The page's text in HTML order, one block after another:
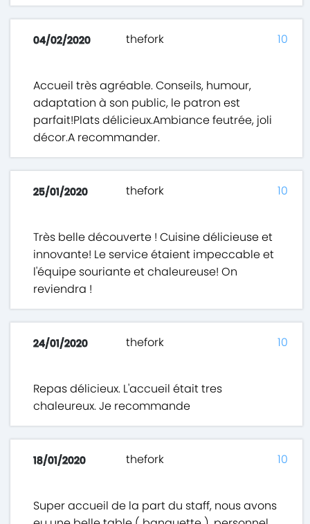
04/02/2020 thefork
Accueil très agréable. Conseils, humour,
adaptation à son public, le patron est
parfait!Plats délicieux.Ambiance feutrée, joli
décor.A recommander.
10
25/01/2020 thefork
Très belle découverte ! Cuisine délicieuse et
innovante! Le service étaient impeccable et
l'équipe souriante et chaleureuse! On
reviendra !
10
24/01/2020 thefork
Repas délicieux. L'accueil était tres
chaleureux. Je recommande
10
18/01/2020 thefork
Super accueil de la part du staff, nous avons
10